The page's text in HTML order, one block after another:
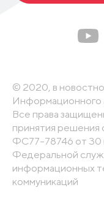
© 2020, в
Информационного
Все права
принятия
ФС77-78746 от 30
Федеральной
информационных
коммуникаций